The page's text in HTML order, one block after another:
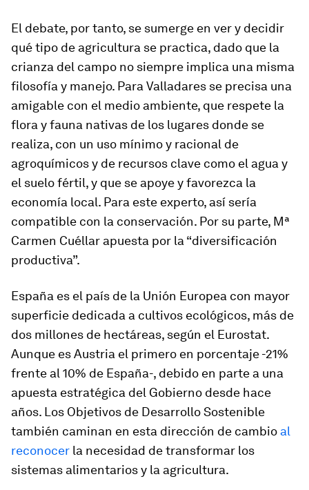
El debate, por tanto, se sumerge en ver y decidir
qué tipo de agricultura se practica, dado que la
crianza del campo no siempre implica una misma
filosofía y manejo. Para Valladares se precisa una
amigable con el medio ambiente, que respete la
flora y fauna nativas de los lugares donde se
realiza, con un uso mínimo y racional de
agroquímicos y de recursos clave como el agua y
el suelo fértil, y que se apoye y favorezca la
economía local. Para este experto, así sería
compatible con la conservación. Por su parte, Mª
Carmen Cuéllar apuesta por la “diversificación
productiva”.
España es el país de la Unión Europea con mayor
superficie dedicada a cultivos ecológicos, más de
dos millones de hectáreas, según el Eurostat.
Aunque es Austria el primero en porcentaje -21%
frente al 10% de España-, debido en parte a una
apuesta estratégica del Gobierno desde hace
años. Los Objetivos de Desarrollo Sostenible
también caminan en esta dirección de cambio al
reconocer la necesidad de transformar los
sistemas alimentarios y la agricultura.